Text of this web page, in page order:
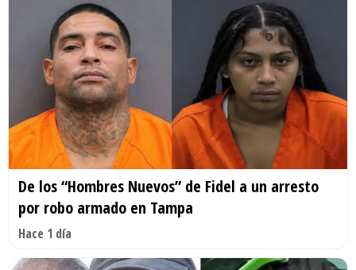
De los “Hombres Nuevos” de Fidel a un arresto
por robo armado en Tampa
Hace 1 día